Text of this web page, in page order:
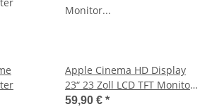
Apple Cinema HD Display
23“ 23 Zoll LCD TFT Monitor
silber Model A1082
59,90 € *